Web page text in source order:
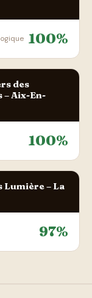
100%
des
– Aix-En-
100%
Lumière – La
97%